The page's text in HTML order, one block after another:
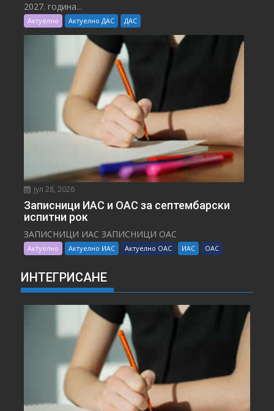
2027. година...
Актуелно Актуелно ДАС ДАС
јул 28, 2026
Записници ИАС и ОАС за септембарски
испитни рок
ЗАПИСНИЦИ ИАС ЗАПИСНИЦИ ОАС
Актуелно Актуелно ИАС Актуелно ОАС ИАС ОАС
ИНТЕГРИСАНЕ